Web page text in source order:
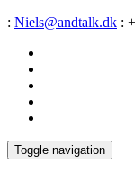
: Niels@andtalk.dk :
Toggle navigation